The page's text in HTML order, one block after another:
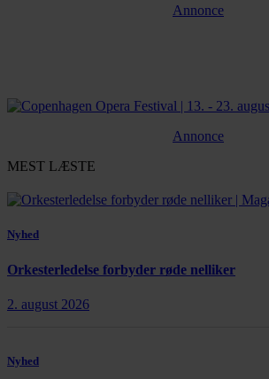
Annonce
Annonce
MEST LÆSTE
Nyhed
Orkesterledelse forbyder røde nelliker
2. august 2026
Nyhed